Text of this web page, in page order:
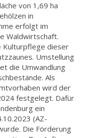
von 1,69 ha
in
erfolgt im
Waldwirtschaft.
Kulturpflege dieser
Umstellung
die Umwandlung
Als
wird der
festgelegt. Dafür
ein
(AZ-
Die Förderung